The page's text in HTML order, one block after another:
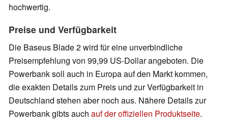
hochwertig.
Preise und Verfügbarkeit
Die Baseus Blade 2 wird für eine unverbindliche
Preisempfehlung von 99,99 US-Dollar angeboten. Die
Powerbank soll auch in Europa auf den Markt kommen,
die exakten Details zum Preis und zur Verfügbarkeit in
Deutschland stehen aber noch aus. Nähere Details zur
Powerbank gibts auch auf der offiziellen Produktseite.